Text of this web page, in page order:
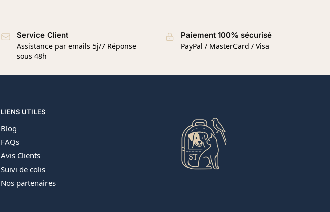
Service Client
Assistance par emails 5j/7 Réponse
sous 48h
Paiement 100% sécurisé
PayPal / MasterCard / Visa
LIENS UTILES
Blog
FAQs
Avis Clients
Suivi de colis
Nos partenaires